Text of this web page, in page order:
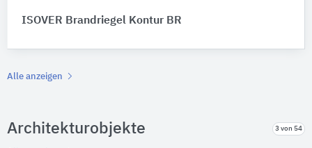
ISOVER Brandriegel Kontur BR
Alle anzeigen
Architekturobjekte 3 von 54